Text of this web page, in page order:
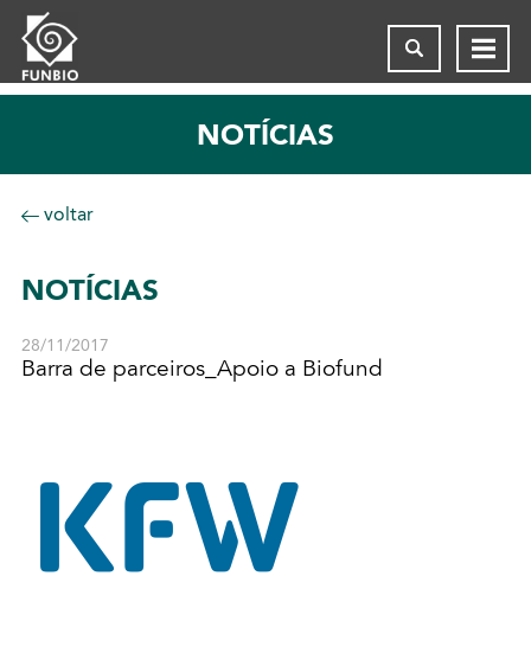
NOTÍCIAS
voltar
NOTÍCIAS
28/11/2017
Barra de parceiros_Apoio a Biofund